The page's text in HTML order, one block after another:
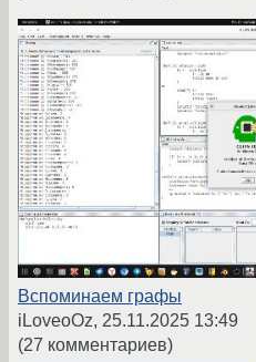
Вспоминаем графы
iLoveoOz, 25.11.2025 13:49
(27 комментариев)